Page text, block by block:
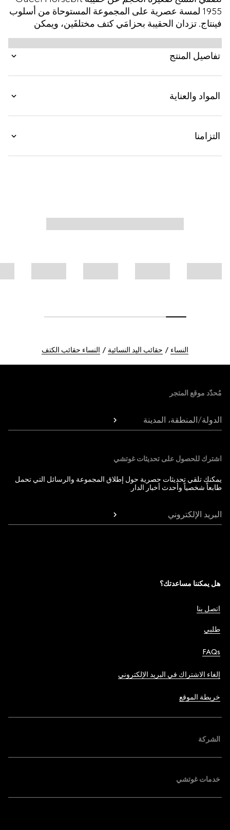
1955 لمسة عصرية على المجموعة المستوحاة من أسلوب
فينتاج. تزدان الحقيبة بحزامَي كتف مختلفَين، ويمكن
تحويلها من طابع الأناقة البسيطة بفضل الحزام المصنوع
من الجلد بلون موحّد إلى طابع الشعار القوي بفضل خيار
شريط ويب باللونين الأحمر والأخضر.
تفاصيل المنتج
المواد والعناية
التزامنا
النساء حقائب اليد النسائية النساء حقائب الكتف
مُحدّد موقع المتجر
الدولة/المنطقة، المدينة
اشترك للحصول على تحديثات غوتشي
يمكنك تلقي تحديثات حصرية حول إطلاق المجموعة والرسائل التي تحمل
طابعاً شخصياً وأحدث أخبار الدار.
البريد الإلكتروني
هل يمكننا مساعدتك؟
اتصل بنا
طلبي
FAQs
إلغاء الاشتراك في البريد الإلكتروني
خريطة الموقع
الشركة
خدمات غوتشي